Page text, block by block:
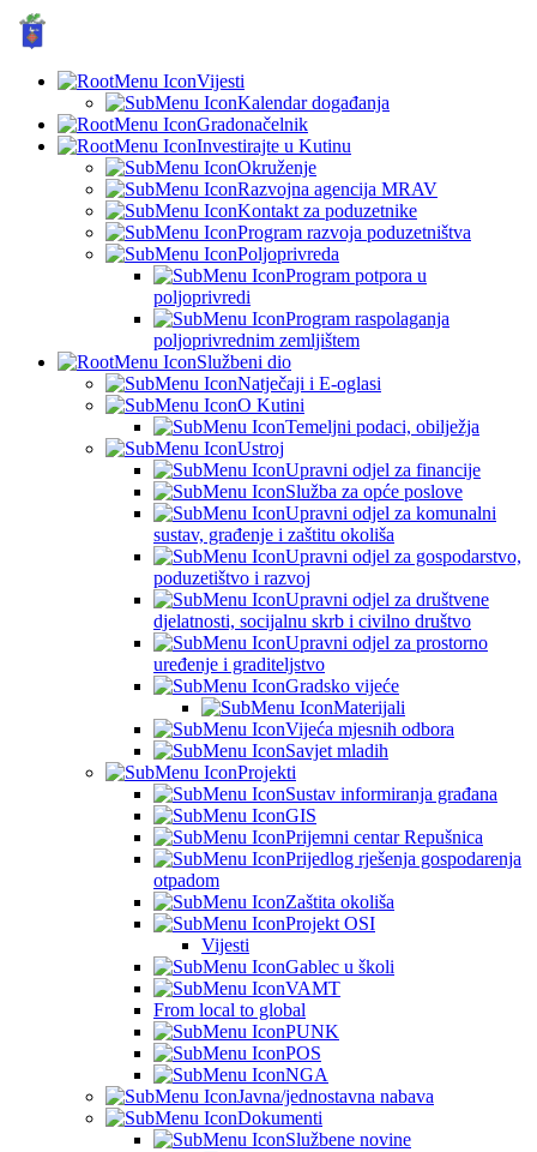
Vijesti
Kalendar događanja
Gradonačelnik
Investirajte u Kutinu
Okruženje
Razvojna agencija MRAV
Kontakt za poduzetnike
Program razvoja poduzetništva
Poljoprivreda
Program potpora u
poljoprivredi
Program raspolaganja
poljoprivrednim zemljištem
Službeni dio
Natječaji i E-oglasi
O Kutini
Temeljni podaci, obilježja
Ustroj
Upravni odjel za financije
Služba za opće poslove
Upravni odjel za komunalni
sustav, građenje i zaštitu okoliša
Upravni odjel za gospodarstvo,
poduzetištvo i razvoj
Upravni odjel za društvene
djelatnosti, socijalnu skrb i civilno društvo
Upravni odjel za prostorno
uređenje i graditeljstvo
Gradsko vijeće
Materijali
Vijeća mjesnih odbora
Savjet mladih
Projekti
Sustav informiranja građana
GIS
Prijemni centar Repušnica
Prijedlog rješenja gospodarenja
otpadom
Zaštita okoliša
Projekt OSI
Vijesti
Gablec u školi
VAMT
From local to global
PUNK
POS
NGA
Javna/jednostavna nabava
Dokumenti
Službene novine